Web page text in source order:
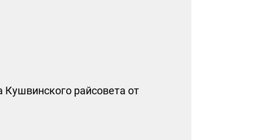
райсовета от